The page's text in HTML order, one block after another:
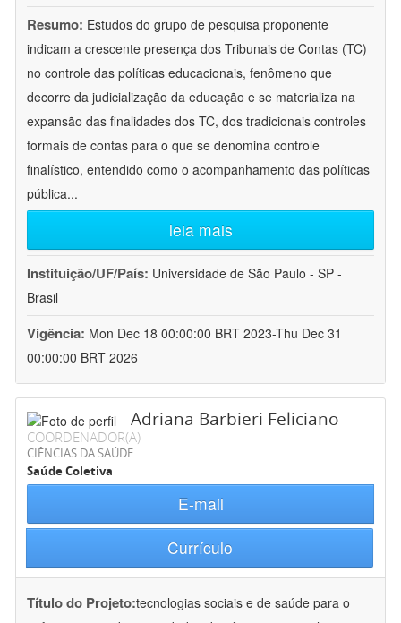
Resumo: Estudos do grupo de pesquisa proponente
indicam a crescente presença dos Tribunais de Contas (TC)
no controle das políticas educacionais, fenômeno que
decorre da judicialização da educação e se materializa na
expansão das finalidades dos TC, dos tradicionais controles
formais de contas para o que se denomina controle
finalístico, entendido como o acompanhamento das políticas
pública...
leia mais
Instituição/UF/País: Universidade de São Paulo - SP -
Brasil
Vigência: Mon Dec 18 00:00:00 BRT 2023-Thu Dec 31
00:00:00 BRT 2026
Adriana Barbieri Feliciano
COORDENADOR(A)
CIÊNCIAS DA SAÚDE
Saúde Coletiva
E-mail
Currículo
Título do Projeto:tecnologias sociais e de saúde para o